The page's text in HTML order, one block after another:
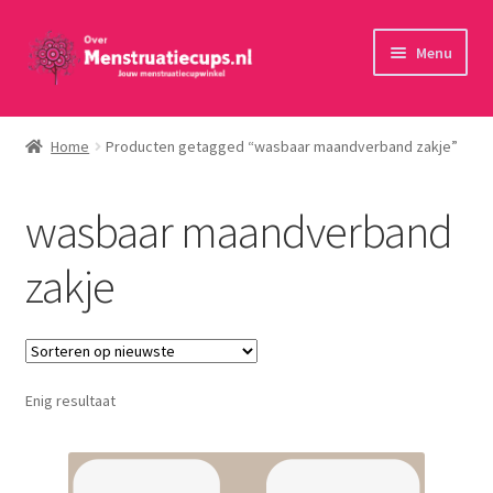
Ga
door
navigatie
Ga
naar
inhoud
Menu
Home
Menstruatiecups
Menstruatiedisks
Menstruatiesponsjes
Wasbaar maandverband
Toebehoren
Home Producten getagged “wasbaar maandverband zakje”
wasbaar maandverband
zakje
Enig resultaat